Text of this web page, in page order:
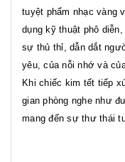
tuyệt phẩm nhạc vàng
dụng kỹ thuật phô
sự thủ thỉ, dẫn dắt
yêu, của nỗi nhớ và
Khi chiếc kim tết tiếp
gian phòng nghe như
mang đến sự thư thái